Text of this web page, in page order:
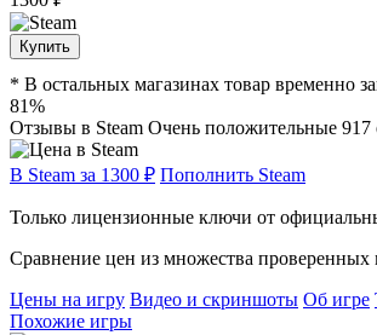
Купить
* В остальных магазинах товар временно
81%
Отзывы в Steam Очень положительные 917
В Steam за 1300 ₽ Пополнить Steam
Только лицензионные ключи от
Сравнение цен из множества проверенных
Цены на игру Видео и скриншоты Об игре
Похожие игры